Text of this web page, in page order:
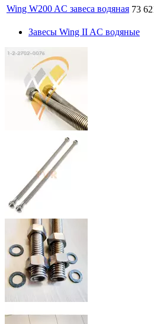
Wing W200 AC завеса водяная 73
Завесы Wing II AC водяные